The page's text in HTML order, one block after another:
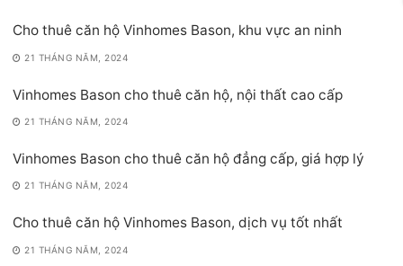
Cho thuê căn hộ Vinhomes Bason, khu vực an ninh
21 THÁNG NĂM, 2024
Vinhomes Bason cho thuê căn hộ, nội thất cao cấp
21 THÁNG NĂM, 2024
Vinhomes Bason cho thuê căn hộ đẳng cấp, giá hợp lý
21 THÁNG NĂM, 2024
Cho thuê căn hộ Vinhomes Bason, dịch vụ tốt nhất
21 THÁNG NĂM, 2024